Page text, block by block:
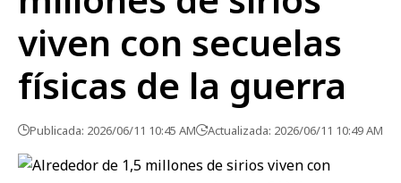
viven con secuelas
físicas de la guerra
Publicada: 2026/06/11 10:45 AM Actualizada: 2026/06/11 10:49 AM